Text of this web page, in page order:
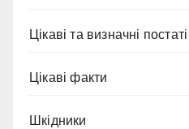
Цікаві та визначні постаті
Цікаві факти
Шкідники